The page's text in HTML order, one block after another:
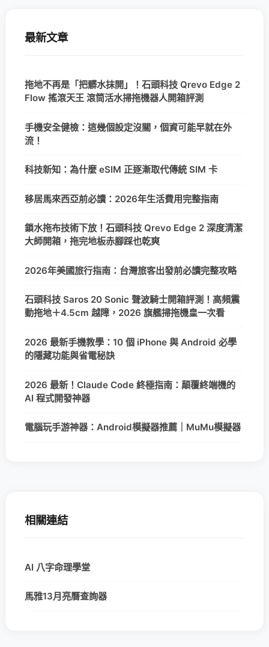
最新文章
拖地不再是「把髒水抹開」！石頭科技 Qrevo Edge 2
Flow 搖滾天王 滾筒活水掃拖機器人開箱評測
手機安全健檢：這幾個設定沒關，個資可能早就在外
流！
科技新知：為什麼 eSIM 正逐漸取代傳統 SIM 卡
移居馬來西亞前必讀：2026年生活費用完整指南
鎖水拖布技術下放！石頭科技 Qrevo Edge 2 深度清潔
大師開箱，拖完地板赤腳踩也乾爽
2026年美國旅行指南：台灣旅客出發前必讀完整攻略
石頭科技 Saros 20 Sonic 聲波騎士開箱評測！高頻震
動拖地＋4.5cm 越障，2026 旗艦掃拖機皇一次看
2026 最新手機教學：10 個 iPhone 與 Android 必學
的隱藏功能與省電秘訣
2026 最新！Claude Code 終極指南：顛覆終端機的
AI 程式開發神器
電腦玩手游神器：Android模擬器推薦｜MuMu模擬器
相關連結
AI 八字命理學堂
馬雅13月亮曆查詢器